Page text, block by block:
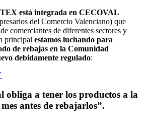
está integrada en CECOVAL
del Comercio Valenciano) que
comerciantes de diferentes sectores y
principal estamos luchando para
de rebajas en la Comunidad
debidamente regulado:
obliga a tener los productos a la
antes de rebajarlos”.